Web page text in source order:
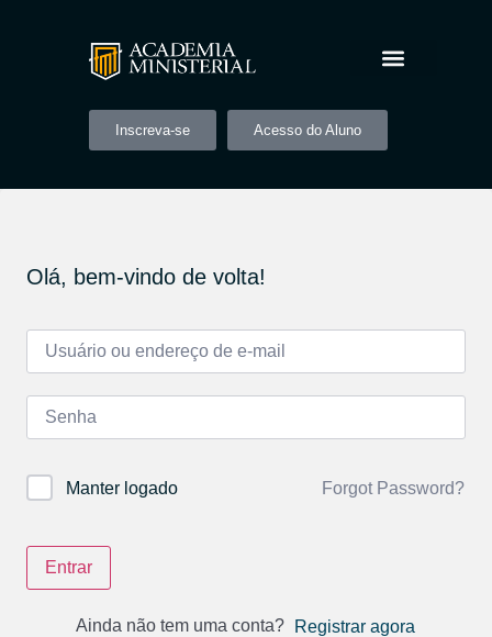
Inscreva-se Acesso do Aluno
Olá, bem-vindo de volta!
Manter logado Forgot Password?
Entrar
Ainda não tem uma conta? Registrar agora